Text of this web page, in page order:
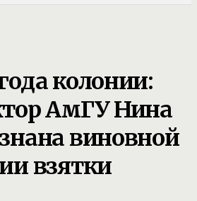
колонии:
АмГУ Нина
виновной
взятки